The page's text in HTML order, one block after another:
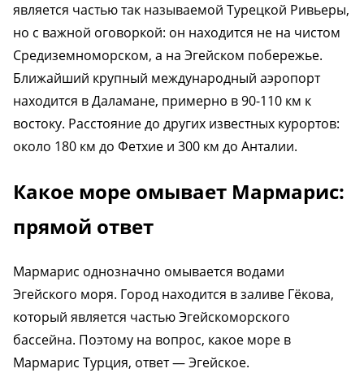
является частью так называемой Турецкой Ривьеры,
но с важной оговоркой: он находится не на чистом
Средиземноморском, а на Эгейском побережье.
Ближайший крупный международный аэропорт
находится в Даламане, примерно в 90-110 км к
востоку. Расстояние до других известных курортов:
около 180 км до Фетхие и 300 км до Анталии.
Какое море омывает Мармарис:
прямой ответ
Мармарис однозначно омывается водами
Эгейского моря. Город находится в заливе Гёкова,
который является частью Эгейскоморского
бассейна. Поэтому на вопрос, какое море в
Мармарис Турция, ответ — Эгейское.